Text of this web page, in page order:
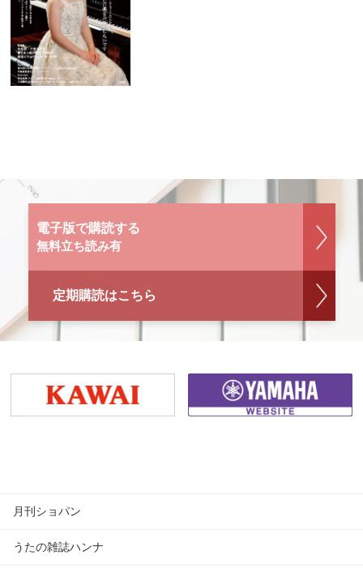
電子版で購読する
無料立ち読み有
定期購読はこちら
月刊ショパン
うたの雑誌ハンナ